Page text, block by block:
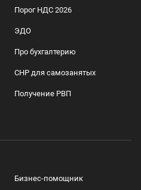
Порог НДС 2026
ЭДО
Про бухгалтерию
СНР для самозанятых
Получение РВП
Бизнес-помощник